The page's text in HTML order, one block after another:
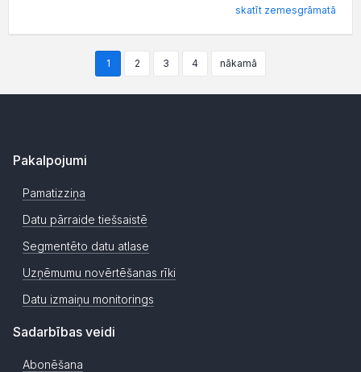
skatīt zemesgrāmatā
1 2 3 4 nākamā
Pakalpojumi
Pamatizziņa
Datu pārraide tiešsaistē
Segmentēto datu atlase
Uzņēmumu novērtēšanas rīki
Datu izmaiņu monitorings
Sadarbības veidi
Abonēšana